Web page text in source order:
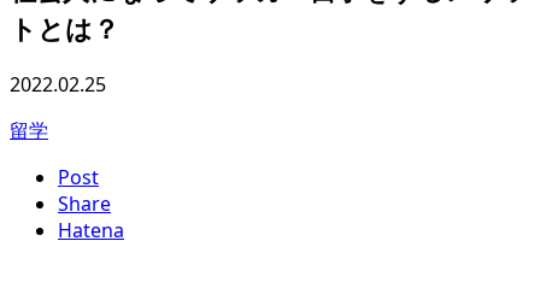
トとは？
2022.02.25
留学
Post
Share
Hatena